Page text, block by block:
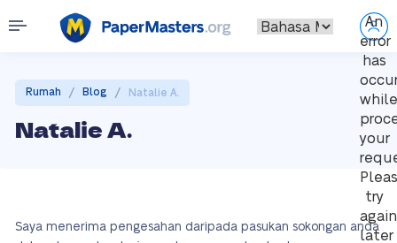
An
error
has
while
your
try
again
later
Rumah / Blog / Natalie A.
Natalie A.
Saya menerima pengesahan daripada pasukan sokongan anda